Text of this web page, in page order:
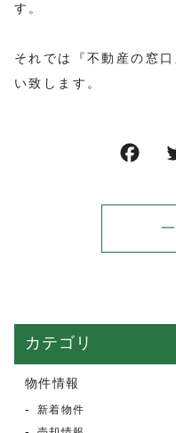
す。
それでは『不動産の窓
い致します。
カテゴリ
物件情報
新着物件